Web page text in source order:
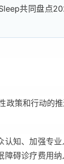
共同盘点
政策和行动的
知、加强专
障碍诊疗费用